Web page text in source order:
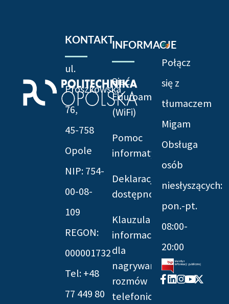
KONTAKT
ul.
Prószkowska
76,
45-758
Opole
NIP: 754-
00-08-
109
REGON:
000001732
Tel: +48
77 449 80
INFORMACJE
Sieć
Eduroam
(WiFi)
Pomoc
informatyczna
Deklaracja
dostępności
Klauzula
informacyjna
dla
nagrywania
rozmów
telefonicznych
Połącz
się z
tłumaczem
Migam
Obsługa
osób
niesłyszących:
pon.-pt.
08:00-
20:00
Facebook-
f
Linkedin
Instagram
Youtube
X-
twitter